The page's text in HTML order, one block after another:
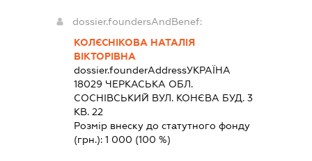
dossier.foundersAndBenef:
КОЛЄСНІКОВА НАТАЛІЯ
ВІКТОРІВНА
dossier.founderAddressУКРАЇНА
18029 ЧЕРКАСЬКА ОБЛ.
СОСНІВСЬКИЙ ВУЛ. КОНЄВА БУД. 3
КВ. 22
Розмір внеску до статутного фонду
(грн.):1 000 (100 %)